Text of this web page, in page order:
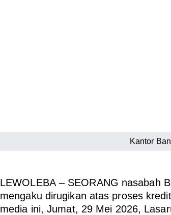
Kantor
LEWOLEBA– SEORANG nasabah
mengaku dirugikan atas proses
media ini, Jumat, 29 Mei 2026,